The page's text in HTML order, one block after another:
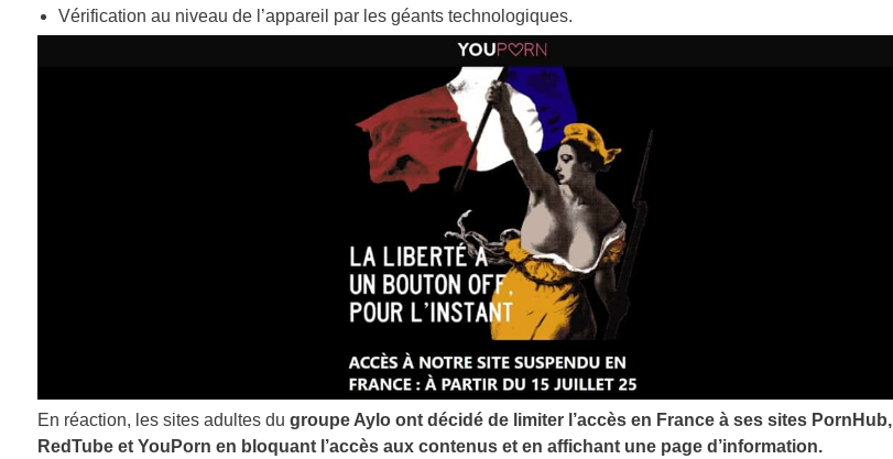
Vérification au niveau de l’appareil par les géants technologiques.
En réaction, les sites adultes du groupe Aylo ont décidé de limiter l’accès en France à ses sites PornHub,
RedTube et YouPorn en bloquant l’accès aux contenus et en affichant une page d’information.